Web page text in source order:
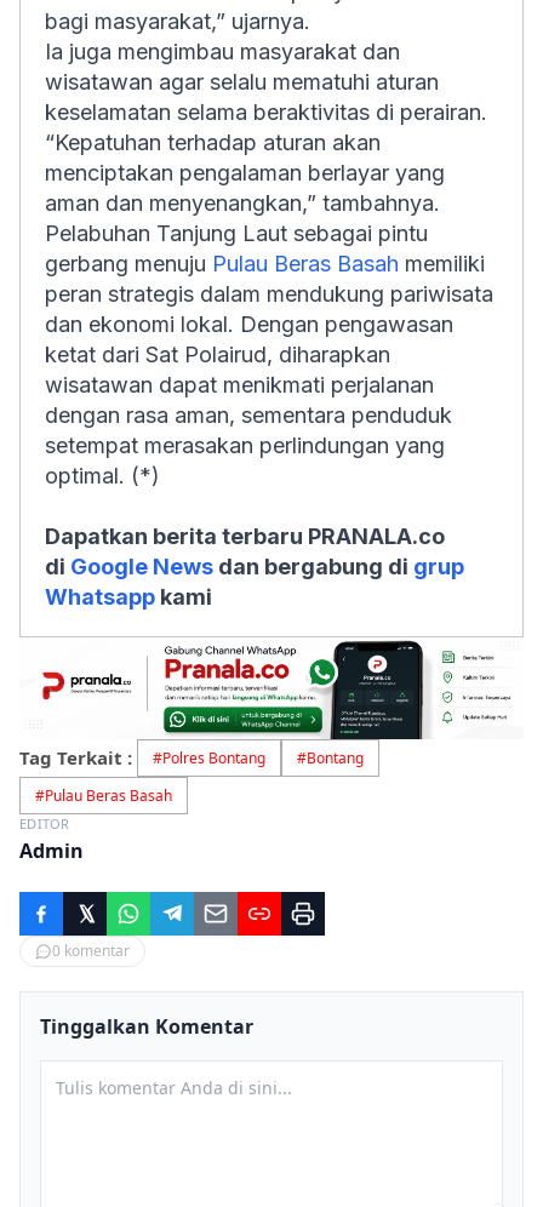
bagi masyarakat,” ujarnya.
Ia juga mengimbau masyarakat dan
wisatawan agar selalu mematuhi aturan
keselamatan selama beraktivitas di perairan.
“Kepatuhan terhadap aturan akan
menciptakan pengalaman berlayar yang
aman dan menyenangkan,” tambahnya.
Pelabuhan Tanjung Laut sebagai pintu
gerbang menuju Pulau Beras Basah memiliki
peran strategis dalam mendukung pariwisata
dan ekonomi lokal. Dengan pengawasan
ketat dari Sat Polairud, diharapkan
wisatawan dapat menikmati perjalanan
dengan rasa aman, sementara penduduk
setempat merasakan perlindungan yang
optimal. (*)
Dapatkan berita terbaru PRANALA.co
di Google News dan bergabung di grup
Whatsapp kami
Tag Terkait : #Polres Bontang #Bontang
#Pulau Beras Basah
EDITOR
Admin
0 komentar
Tinggalkan Komentar